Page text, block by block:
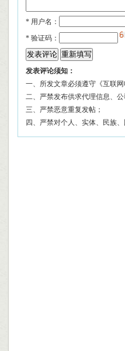
* 用户名：
* 验证码：
发表评论须知：
一、所发文章必须遵守《互联
二、严禁发布供求代理信息、
三、严禁恶意重复发帖；
四、严禁对个人、实体、民族